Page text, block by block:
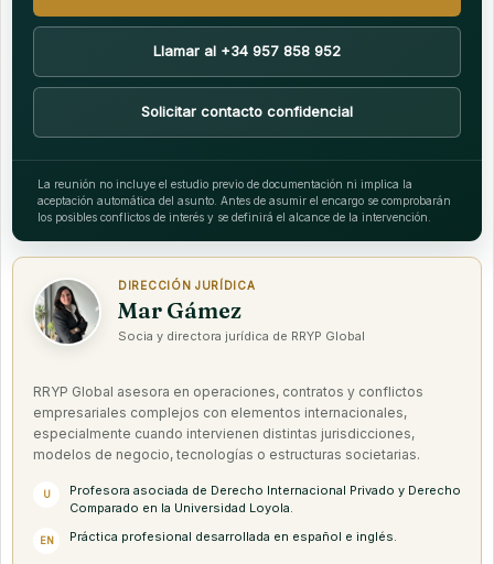
Llamar al +34 957 858 952
Solicitar contacto confidencial
La reunión no incluye el estudio previo de documentación ni implica la
aceptación automática del asunto. Antes de asumir el encargo se comprobarán
los posibles conflictos de interés y se definirá el alcance de la intervención.
DIRECCIÓN JURÍDICA
Mar Gámez
Socia y directora jurídica de RRYP Global
RRYP Global asesora en operaciones, contratos y conflictos
empresariales complejos con elementos internacionales,
especialmente cuando intervienen distintas jurisdicciones,
modelos de negocio, tecnologías o estructuras societarias.
U
Profesora asociada de Derecho Internacional Privado y Derecho
Comparado en la Universidad Loyola.
EN Práctica profesional desarrollada en español e inglés.